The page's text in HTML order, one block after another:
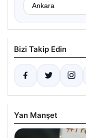
Bizi Takip Edin
Yan Manşet